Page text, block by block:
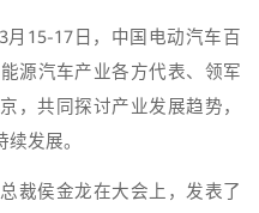
15-17日，中国电动汽车百
源汽车产业各方代表、领军
，共同探讨产业发展趋势，
发展。
裁侯金龙在大会上，发表了